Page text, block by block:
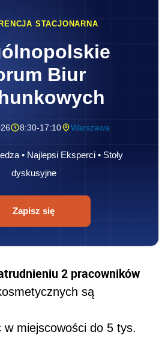
STACJONARNA
Biur
8:30-17:10 Warszawa
• Najlepsi Eksperci • Stoły
dyskusyjne
Zapisz się
2 pracowników
są
w miejscowości do 5 tys.